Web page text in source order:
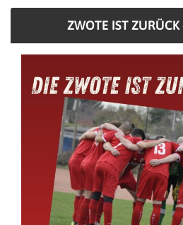
ZWOTE IST ZURÜCK